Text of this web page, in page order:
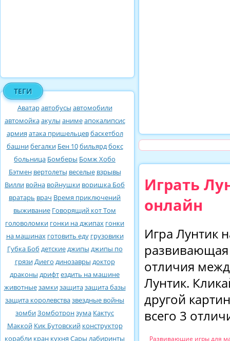
ТЕГИ
Аватаравтобусы автомобили
автомойкаакулы анимеапокалипсис
армия атака пришельцевбаскетбол
башнибегалки Бен 10бильярдбокс
больница Бомберы Бомж Хобо
Бэтмен вертолеты веселые взрывы
Вилли война войнушки воришка Боб
вратарь врач Время приключений
выживание Говорящий кот Том
головоломки гонки на джипах гонки
на машинах готовить еду грузовики
Губка Боб детскиеджипы джипы по
грязиДиего динозавры доктор
драконы дрифтездить на машине
животныезамкизащитазащита базы
защита королевствазвездные войны
зомбиЗомботронзума Кактус
Маккой Кик Бутовский конструктор
корабли кран кухня Сары лабиринты
Играть
онлайн
Игра Лунтик
развивающая
отличия
Лунтик.
другой
всего 3
Развивающие игры для